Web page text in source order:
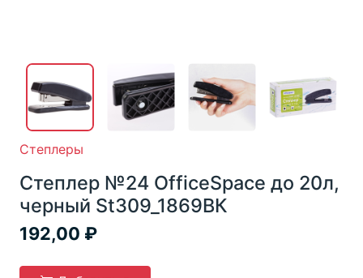
Степлеры
Cтеплер №24 OfficeSpace до 20л,
черный St309_1869BК
192,00